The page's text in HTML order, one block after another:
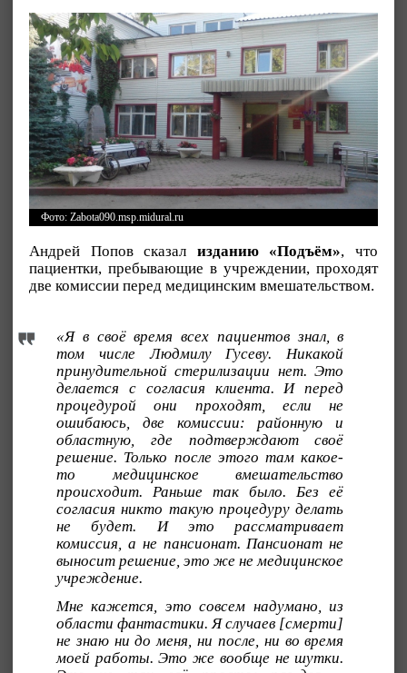
Фото: Zabota090.msp.midural.ru
Андрей Попов сказал изданию «Подъём», что
пациентки, пребывающие в учреждении, проходят
две комиссии перед медицинским вмешательством.
«Я в своё время всех пациентов знал, в
том числе Людмилу Гусеву. Никакой
принудительной стерилизации нет. Это
делается с согласия клиента. И перед
процедурой они проходят, если не
ошибаюсь, две комиссии: районную и
областную, где подтверждают своё
решение. Только после этого там какое-
то медицинское вмешательство
происходит. Раньше так было. Без её
согласия никто такую процедуру делать
не будет. И это рассматривает
комиссия, а не пансионат. Пансионат не
выносит решение, это же не медицинское
учреждение.
Мне кажется, это совсем надумано, из
области фантастики. Я случаев [смерти]
не знаю ни до меня, ни после, ни во время
моей работы. Это же вообще не шутки.